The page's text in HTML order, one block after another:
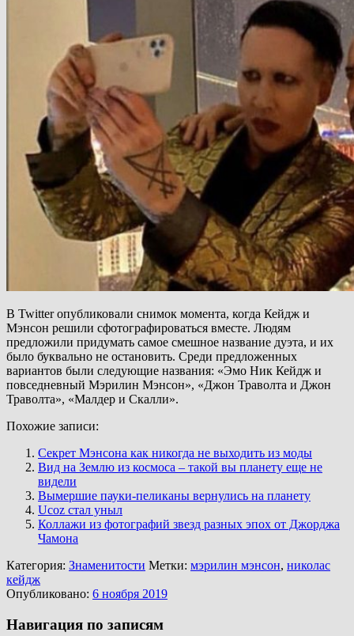
В Twitter опубликовали снимок момента, когда Кейдж и
Мэнсон решили сфотографироваться вместе. Людям
предложили придумать самое смешное название дуэта, и их
было буквально не остановить. Среди предложенных
вариантов были следующие названия: «Эмо Ник Кейдж и
повседневный Мэрилин Мэнсон», «Джон Траволта и Джон
Траволта», «Малдер и Скалли».
Похожие записи:
Секрет Мэнсона как никогда не выходить из моды
Вид на Землю из космоса – такой вы планету еще не
видели
Вымершие пауки-пеликаны вернулись на планету
Ucoz стал уныл
Коллажи из фотографий звезд разных эпох от Джорджа
Чамона
Категория: Знаменитости Метки: мэрилин мэнсон, николас
кейдж
Опубликовано: 6 ноября 2019
Навигация по записям